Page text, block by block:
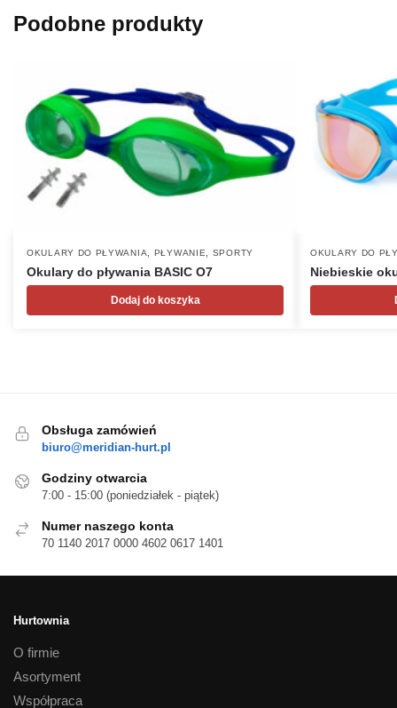
Podobne produkty
OKULARY DO PŁYWANIA, PŁYWANIE, SPORTY
Okulary do pływania BASIC O7
Dodaj do koszyka
OKULARY DO
Niebieskie
Obsługa zamówień
biuro@meridian-hurt.pl
Godziny otwarcia
7:00 - 15:00 (poniedziałek - piątek)
Numer naszego konta
70 1140 2017 0000 4602 0617 1401
Hurtownia
O firmie
Asortyment
Współpraca